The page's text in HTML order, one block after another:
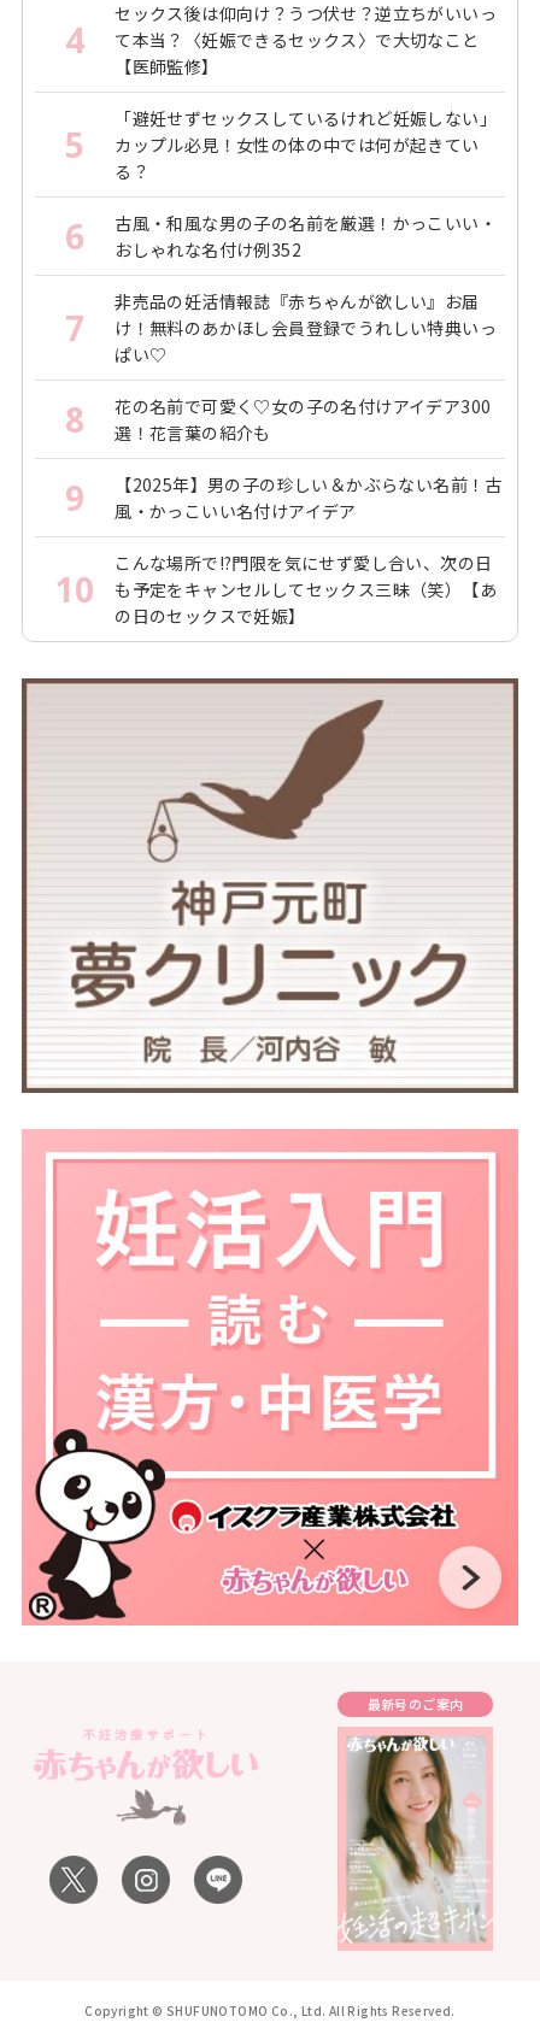
4
セックス後は仰向け？うつ伏せ？逆立ちがいいっ
て本当？〈妊娠できるセックス〉で大切なこと
【医師監修】
5
「避妊せずセックスしているけれど妊娠しない」
カップル必見！女性の体の中では何が起きてい
る？
6
古風・和風な男の子の名前を厳選！かっこいい・
おしゃれな名付け例352
7
非売品の妊活情報誌『赤ちゃんが欲しい』お届
け！無料のあかほし会員登録でうれしい特典いっ
ぱい♡
8
花の名前で可愛く♡女の子の名付けアイデア300
選！花言葉の紹介も
9
【2025年】男の子の珍しい＆かぶらない名前！古
風・かっこいい名付けアイデア
10
こんな場所で!?門限を気にせず愛し合い、次の日
も予定をキャンセルしてセックス三昧（笑）【あ
の日のセックスで妊娠】
最新号のご案内
Copyright © SHUFUNOTOMO Co., Ltd. All Rights Reserved.